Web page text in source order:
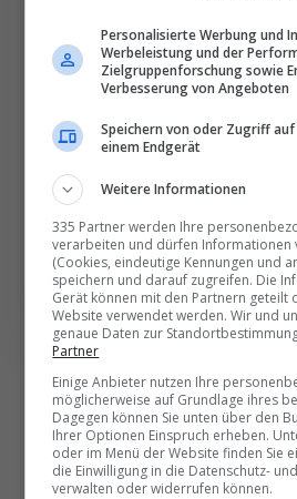
Die
besten News
Ihr E‑Mail-
weniger. Bei Travel­news
NEWSLETTER
Personalisierte Werbung und
Werbeleistung und der
Zielgruppenforschung sowie
Verbesserung von Angeboten
Speichern von oder Zugriff
einem Endgerät
Weitere Informationen
335 Partner werden Ihre
verarbeiten und dürfen Informationen
(Cookies, eindeutige Kennungen und
speichern und darauf zugreifen. Die
Gerät können mit den Partnern geteilt
Website verwendet werden. Wir und
genaue Daten zur
Partner
Einige Anbieter nutzen Ihre
möglicherweise auf Grundlage ihres
Dagegen können Sie unten über den
Ihrer Optionen Einspruch erheben.
oder im Menü der Website finden Sie
die Einwilligung in die Datenschutz-
verwalten oder widerrufen können.